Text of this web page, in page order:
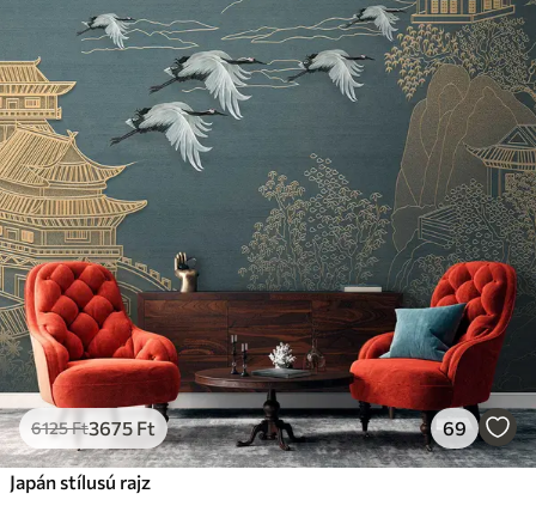
Standard
12500 Ft/m²
Prémium
158339499Ft
Prémium vinil
1820810925 Ft/m²
Peel and Stick
2266613600Ft/m²
6125Ft3675 Ft 69
Japán stílusú rajz